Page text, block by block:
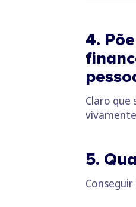
4.
Claro que
5.